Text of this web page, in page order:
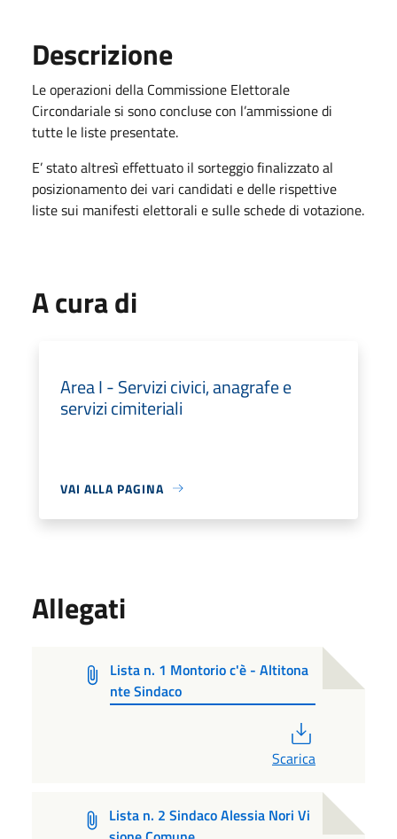
Descrizione
Le operazioni della Commissione Elettorale
Circondariale si sono concluse con l’ammissione di
tutte le liste presentate.
E’ stato altresì effettuato il sorteggio finalizzato al
posizionamento dei vari candidati e delle rispettive
liste sui manifesti elettorali e sulle schede di votazione.
A cura di
Area I - Servizi civici, anagrafe e
servizi cimiteriali
VAI ALLA PAGINA
Allegati
Lista n. 1 Montorio c'è - Altitona
nte Sindaco
Scarica
Lista n. 2 Sindaco Alessia Nori Vi